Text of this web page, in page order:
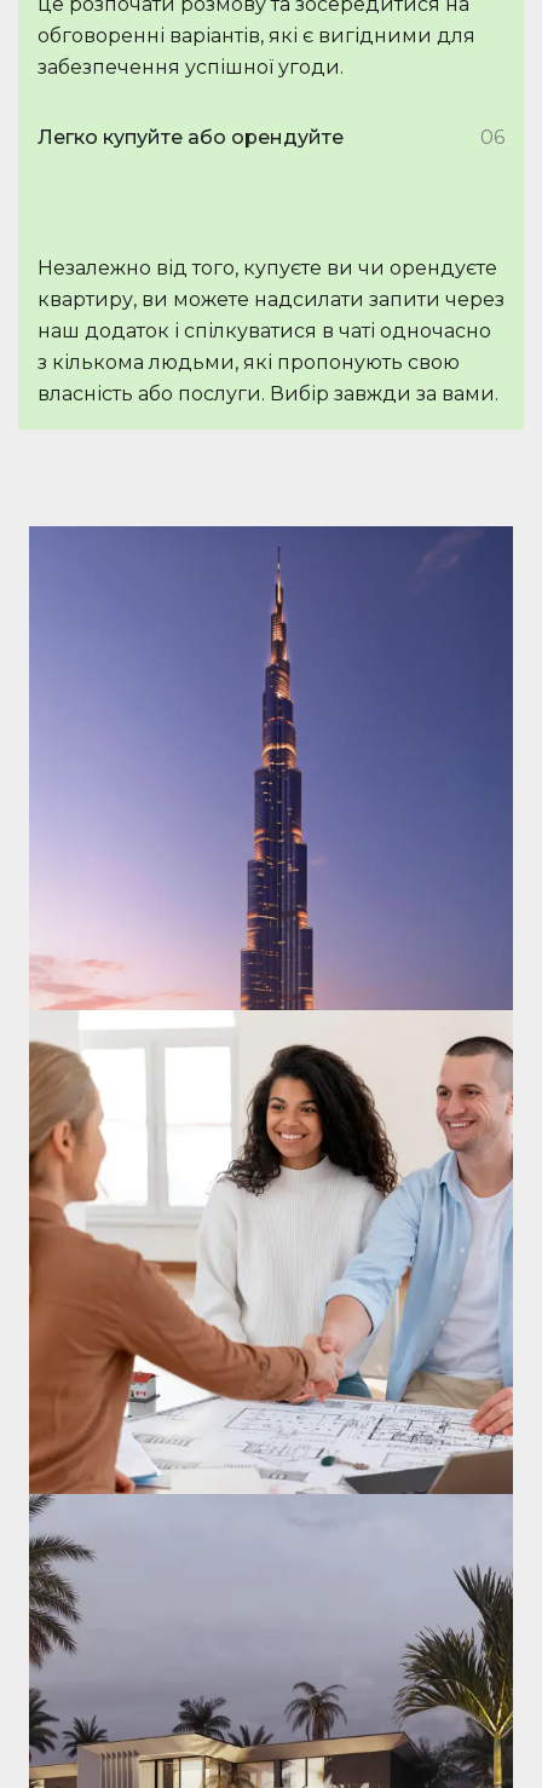
обговоренні варіантів, які є вигідними для
забезпечення успішної угоди.
Легко купуйте або орендуйте 06
Незалежно від того, купуєте ви чи орендуєте
квартиру, ви можете надсилати запити через
наш додаток і спілкуватися в чаті одночасно
з кількома людьми, які пропонують свою
власність або послуги. Вибір завжди за вами.